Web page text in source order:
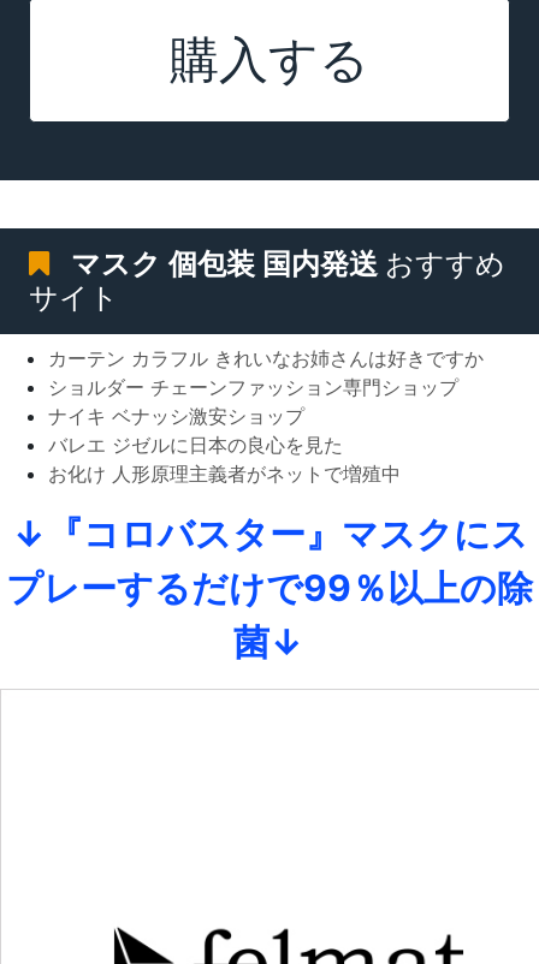
購入する
マスク 個包装 国内発送おすすめ
サイト
カーテン カラフル きれいなお姉さんは好きですか
ショルダー チェーンファッション専門ショップ
ナイキ ベナッシ激安ショップ
バレエ ジゼルに日本の良心を見た
お化け 人形原理主義者がネットで増殖中
↓『コロバスター』マスクにス
プレーするだけで99％以上の除
菌↓